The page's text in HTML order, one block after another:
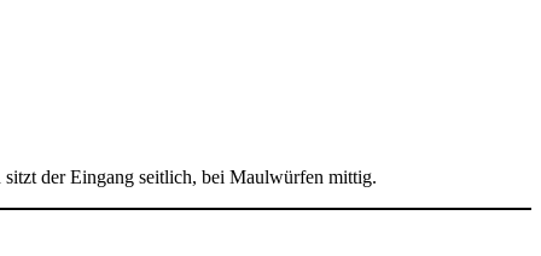
der Eingang seitlich, bei Maulwürfen mittig.